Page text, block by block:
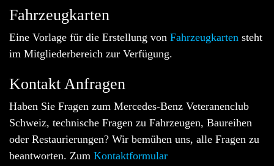
Fahrzeugkarten
Eine Vorlage für die Erstellung von Fahrzeugkarten steht
im Mitgliederbereich zur Verfügung.
Kontakt Anfragen
Haben Sie Fragen zum Mercedes-Benz Veteranenclub
Schweiz, technische Fragen zu Fahrzeugen, Baureihen
oder Restaurierungen? Wir bemühen uns, alle Fragen zu
beantworten. Zum Kontaktformular